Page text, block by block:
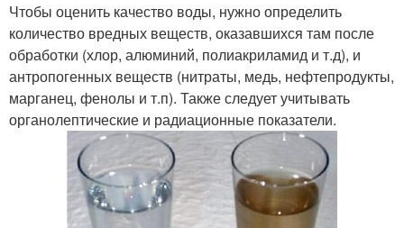
Чтобы оценить качество воды, нужно определить
количество вредных веществ, оказавшихся там после
обработки (хлор, алюминий, полиакриламид и т.д), и
антропогенных веществ (нитраты, медь, нефтепродукты,
марганец, фенолы и т.п). Также следует учитывать
органолептические и радиационные показатели.